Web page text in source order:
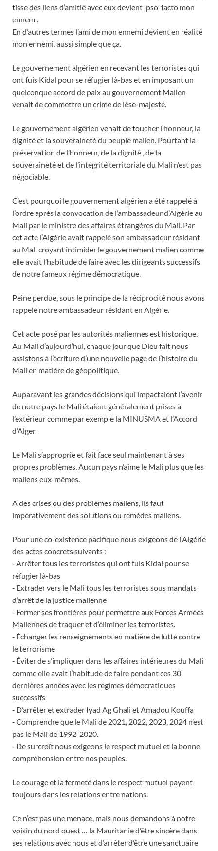
tisse des liens d’amitié avec eux devient ipso-facto mon
ennemi.
En d’autres termes l’ami de mon ennemi devient en réalité
mon ennemi, aussi simple que ça.
Le gouvernement algérien en recevant les terroristes qui
ont fuis Kidal pour se réfugier là-bas et en imposant un
quelconque accord de paix au gouvernement Malien
venait de commettre un crime de lèse-majesté.
Le gouvernement algérien venait de toucher l’honneur, la
dignité et la souveraineté du peuple malien. Pourtant la
préservation de l’honneur, de la dignité , de la
souveraineté et de l’intégrité territoriale du Mali n’est pas
négociable.
C’est pourquoi le gouvernement algérien a été rappelé à
l’ordre après la convocation de l’ambassadeur d’Algérie au
Mali par le ministre des affaires étrangères du Mali. Par
cet acte l’Algérie avait rappelé son ambassadeur résidant
au Mali croyant intimider le gouvernement malien comme
elle avait l’habitude de faire avec les dirigeants successifs
de notre fameux régime démocratique.
Peine perdue, sous le principe de la réciprocité nous avons
rappelé notre ambassadeur résidant en Algérie.
Cet acte posé par les autorités maliennes est historique.
Au Mali d’aujourd’hui, chaque jour que Dieu fait nous
assistons à l’écriture d’une nouvelle page de l’histoire du
Mali en matière de géopolitique.
Auparavant les grandes décisions qui impactaient l’avenir
de notre pays le Mali étaient généralement prises à
l’extérieur comme par exemple la MINUSMA et l’Accord
d’Alger.
Le Mali s’approprie et fait face seul maintenant à ses
propres problèmes. Aucun pays n’aime le Mali plus que les
maliens eux-mêmes.
A des crises ou des problèmes maliens, ils faut
impérativement des solutions ou remèdes maliens.
Pour une co-existence pacifique nous exigeons de l’Algérie
des actes concrets suivants :
⁃ Arrêter tous les terroristes qui ont fuis Kidal pour se
réfugier là-bas
⁃ Extrader vers le Mali tous les terroristes sous mandats
d’arrêt de la justice malienne
⁃ Fermer ses frontières pour permettre aux Forces Armées
Maliennes de traquer et d’éliminer les terroristes.
⁃ Échanger les renseignements en matière de lutte contre
le terrorisme
⁃ Éviter de s’impliquer dans les affaires intérieures du Mali
comme elle avait l’habitude de faire pendant ces 30
dernières années avec les régimes démocratiques
successifs
⁃ D’arrêter et extrader Iyad Ag Ghali et Amadou Kouffa
⁃ Comprendre que le Mali de 2021, 2022, 2023, 2024 n’est
pas le Mali de 1992-2020.
⁃ De surcroît nous exigeons le respect mutuel et la bonne
compréhension entre nos peuples.
Le courage et la fermeté dans le respect mutuel payent
toujours dans les relations entre nations.
Ce n’est pas une menace, mais nous demandons à notre
voisin du nord ouest … la Mauritanie d’être sincère dans
ses relations avec nous et d’arrêter d’être une sanctuaire